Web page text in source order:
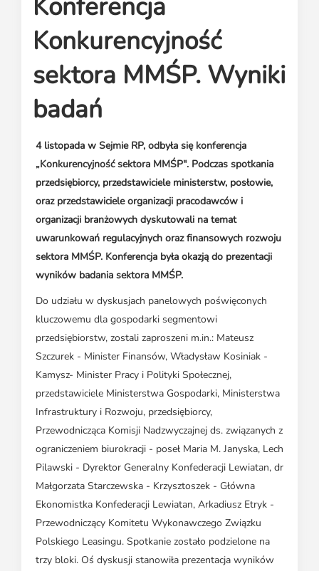
Partnerzy ZPL
Subskrybuj Leaseletter
Materiały do pobrania
Kontakt dla mediów
Klauzule informacyjne
Konferencja
Konkurencyjność
sektora MMŚP. Wyniki
badań
4 listopada w Sejmie RP, odbyła się konferencja
„Konkurencyjność sektora MMŚP". Podczas spotkania
przedsiębiorcy, przedstawiciele ministerstw, posłowie,
oraz przedstawiciele organizacji pracodawców i
organizacji branżowych dyskutowali na temat
uwarunkowań regulacyjnych oraz finansowych rozwoju
sektora MMŚP. Konferencja była okazją do prezentacji
wyników badania sektora MMŚP.
Do udziału w dyskusjach panelowych poświęconych
kluczowemu dla gospodarki segmentowi
przedsiębiorstw, zostali zaproszeni m.in.: Mateusz
Szczurek - Minister Finansów, Władysław Kosiniak -
Kamysz- Minister Pracy i Polityki Społecznej,
przedstawiciele Ministerstwa Gospodarki, Ministerstwa
Infrastruktury i Rozwoju, przedsiębiorcy,
Przewodnicząca Komisji Nadzwyczajnej ds. związanych z
ograniczeniem biurokracji - poseł Maria M. Janyska, Lech
Pilawski - Dyrektor Generalny Konfederacji Lewiatan, dr
Małgorzata Starczewska - Krzysztoszek - Główna
Ekonomistka Konfederacji Lewiatan, Arkadiusz Etryk -
Przewodniczący Komitetu Wykonawczego Związku
Polskiego Leasingu. Spotkanie zostało podzielone na
trzy bloki. Oś dyskusji stanowiła prezentacja wyników